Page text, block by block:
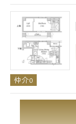
仲介0